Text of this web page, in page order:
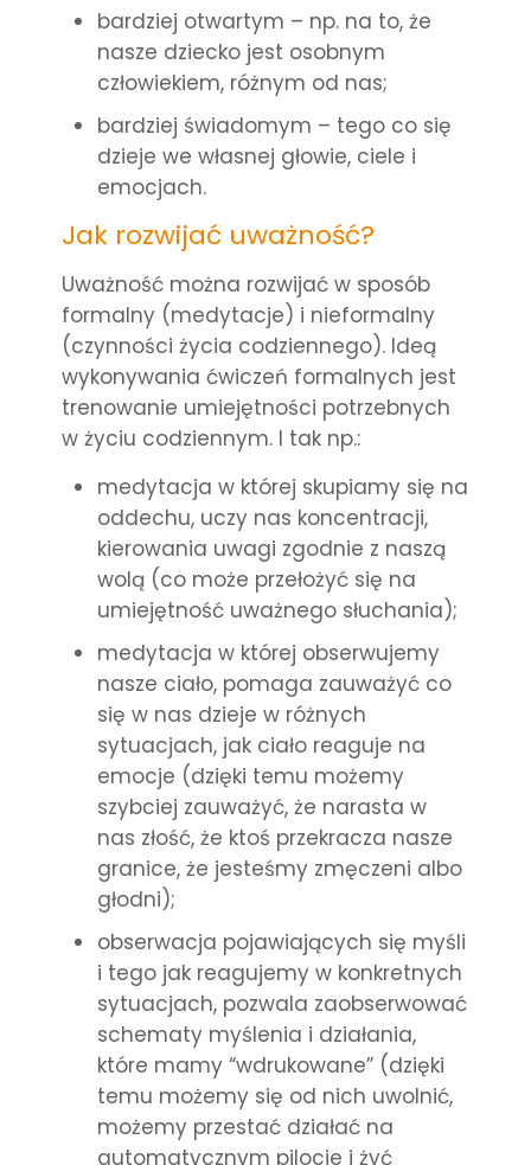
bardziej otwartym – np. na to, że
nasze dziecko jest osobnym
człowiekiem, różnym od nas;
bardziej świadomym – tego co się
dzieje we własnej głowie, ciele i
emocjach.
Jak rozwijać uważność?
Uważność można rozwijać w sposób
formalny (medytacje) i nieformalny
(czynności życia codziennego). Ideą
wykonywania ćwiczeń formalnych jest
trenowanie umiejętności potrzebnych
w życiu codziennym. I tak np.:
medytacja w której skupiamy się na
oddechu, uczy nas koncentracji,
kierowania uwagi zgodnie z naszą
wolą (co może przełożyć się na
umiejętność uważnego słuchania);
medytacja w której obserwujemy
nasze ciało, pomaga zauważyć co
się w nas dzieje w różnych
sytuacjach, jak ciało reaguje na
emocje (dzięki temu możemy
szybciej zauważyć, że narasta w
nas złość, że ktoś przekracza nasze
granice, że jesteśmy zmęczeni albo
głodni);
obserwacja pojawiających się myśli
i tego jak reagujemy w konkretnych
sytuacjach, pozwala zaobserwować
schematy myślenia i działania,
które mamy “wdrukowane” (dzięki
temu możemy się od nich uwolnić,
możemy przestać działać na
automatycznym pilocie i żyć